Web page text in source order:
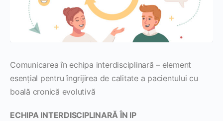
Comunicarea în echipa interdisciplinară – element
esențial pentru îngrijirea de calitate a pacientului cu
boală cronică evolutivă
ECHIPA INTERDISCIPLINARĂ ÎN IP